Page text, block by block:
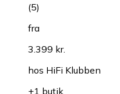
(5)
fra
3.399 kr.
hos HiFi Klubben
+1 butik